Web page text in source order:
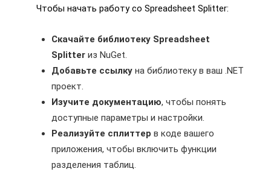
Чтобы начать работу со Spreadsheet Splitter:
Скачайте библиотеку Spreadsheet
Splitter из NuGet.
Добавьте ссылку на библиотеку в ваш .NET
проект.
Изучите документацию, чтобы понять
доступные параметры и настройки.
Реализуйте сплиттер в коде вашего
приложения, чтобы включить функции
разделения таблиц.